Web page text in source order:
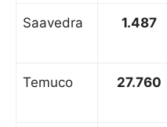
Saavedra 1.487
Temuco 27.760